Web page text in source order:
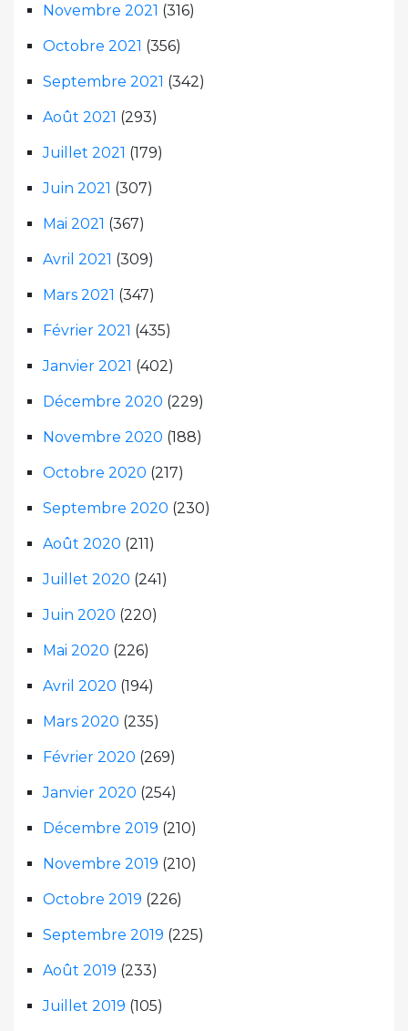
Novembre 2021 (316)
Octobre 2021 (356)
Septembre 2021 (342)
Août 2021 (293)
Juillet 2021 (179)
Juin 2021 (307)
Mai 2021 (367)
Avril 2021 (309)
Mars 2021 (347)
Février 2021 (435)
Janvier 2021 (402)
Décembre 2020 (229)
Novembre 2020 (188)
Octobre 2020 (217)
Septembre 2020 (230)
Août 2020 (211)
Juillet 2020 (241)
Juin 2020 (220)
Mai 2020 (226)
Avril 2020 (194)
Mars 2020 (235)
Février 2020 (269)
Janvier 2020 (254)
Décembre 2019 (210)
Novembre 2019 (210)
Octobre 2019 (226)
Septembre 2019 (225)
Août 2019 (233)
Juillet 2019 (105)